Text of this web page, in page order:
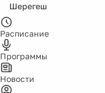
Шерегеш
Расписание
Программы
Новости